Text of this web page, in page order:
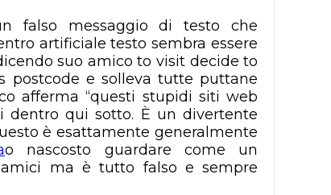
falso messaggio di testo che
artificiale testo sembra essere
suo amico to visit decide to
postcode e solleva tutte puttane
afferma “questi stupidi siti web
dentro qui sotto. È un divertente
è esattamente generalmente
o nascosto guardare come un
ma è tutto falso e sempre